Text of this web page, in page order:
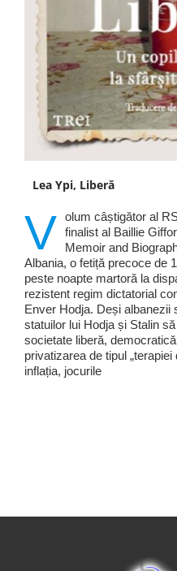
Lea Ypi, Liberă
V olum câștigător al
finalist al Baillie
Memoir and
Albania, o fetiță precoce de
peste noapte martoră la
rezistent regim dictatorial
Enver Hodja. Deși albanezii
statuilor lui Hodja și Stalin
societate liberă,
privatizarea de tipul
inflația, jocurile